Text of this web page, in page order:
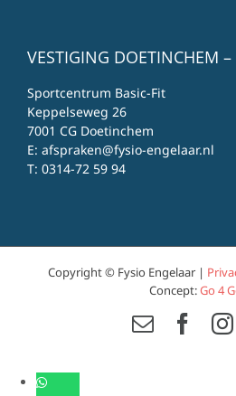
VESTIGING DOETINCHEM –
Sportcentrum Basic-Fit
Keppelseweg 26
7001 CG Doetinchem
E: afspraken@fysio-engelaar.nl
T: 0314-72 59 94
Copyright © Fysio Engelaar |
Concept:Go 4
Email